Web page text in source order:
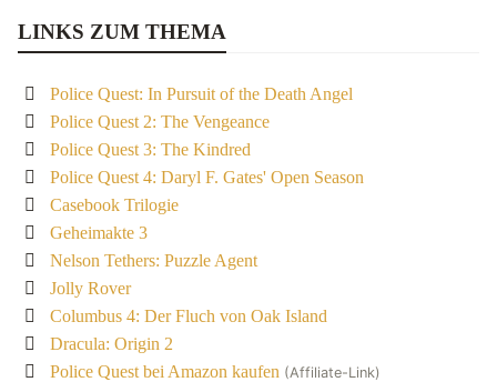
LINKS ZUM THEMA
Police Quest: In Pursuit of the Death Angel
Police Quest 2: The Vengeance
Police Quest 3: The Kindred
Police Quest 4: Daryl F. Gates' Open Season
Casebook Trilogie
Geheimakte 3
Nelson Tethers: Puzzle Agent
Jolly Rover
Columbus 4: Der Fluch von Oak Island
Dracula: Origin 2
Police Quest bei Amazon kaufen(Affiliate-Link)